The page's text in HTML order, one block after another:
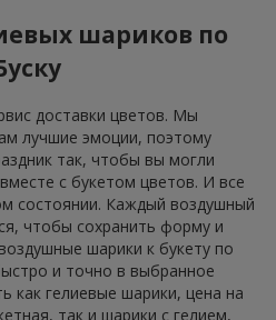
шариков по
доставки цветов. Мы
лучшие эмоции, поэтому
так, чтобы вы могли
с букетом цветов. И все
состоянии. Каждый воздушный
чтобы сохранить форму и
шарики к букету по
и точно в выбранное
как гелиевые шарики, цена на
так и шарики с гелием,